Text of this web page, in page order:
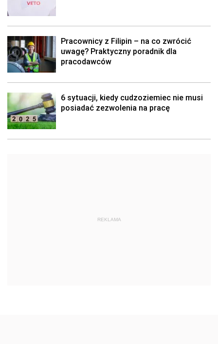
Pracownicy z Filipin – na co zwrócić
uwagę? Praktyczny poradnik dla
pracodawców
6 sytuacji, kiedy cudzoziemiec nie musi
posiadać zezwolenia na pracę
REKLAMA